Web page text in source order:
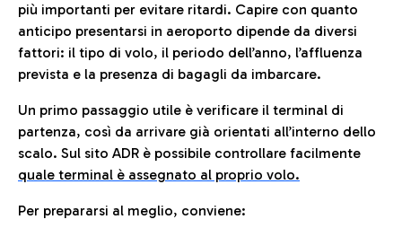
più importanti per evitare ritardi. Capire con quanto
anticipo presentarsi in aeroporto dipende da diversi
fattori: il tipo di volo, il periodo dell’anno, l’affluenza
prevista e la presenza di bagagli da imbarcare.
Un primo passaggio utile è verificare il terminal di
partenza, così da arrivare già orientati all’interno dello
scalo. Sul sito ADR è possibile controllare facilmente
quale terminal è assegnato al proprio volo.
Per prepararsi al meglio, conviene: